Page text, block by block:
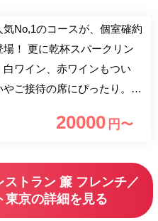
気No,1のコースが、個室確約
場！ 更に乾杯スパークリン
白ワイン、赤ワインもつい
ご接待の席にぴったり。
ーと反対側、都心ビューの個
20000 円〜
トラン 簾 フレンチ／
東京の詳細を見る